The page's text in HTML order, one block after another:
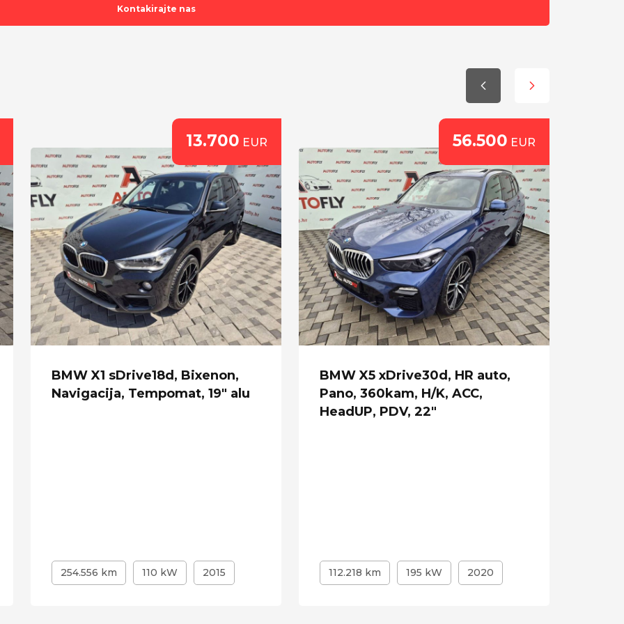
Kontakirajte nas
13.700 EUR
BMW X1 sDrive18d, Bixenon,
Navigacija, Tempomat, 19" alu
254.556 km 110 kW 2015
56.500 EUR
BMW X5 xDrive30d, HR auto,
Pano, 360kam, H/K, ACC,
HeadUP, PDV, 22"
112.218 km 195 kW 2020